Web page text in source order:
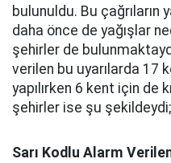
bulunuldu. Bu çağrıların
daha önce de yağışlar
şehirler de
verilen bu uyarılarda 17
yapılırken 6 kent için de
şehirler ise şu şekildeydi;
Sarı Kodlu Alarm